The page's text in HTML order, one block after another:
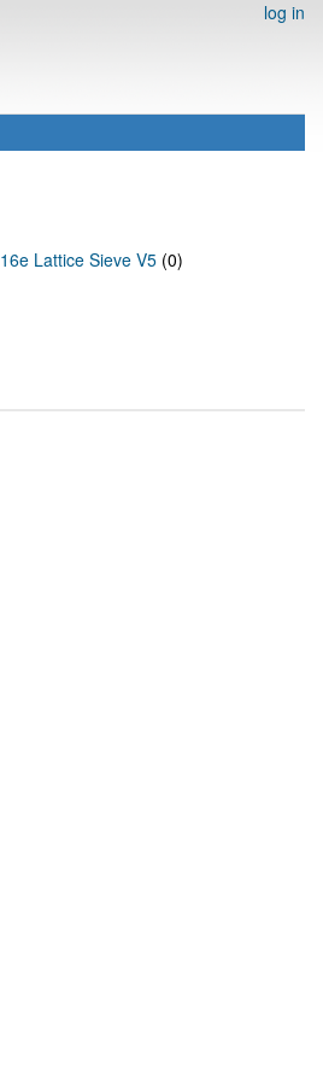
log in
16e Lattice Sieve V5 (0)